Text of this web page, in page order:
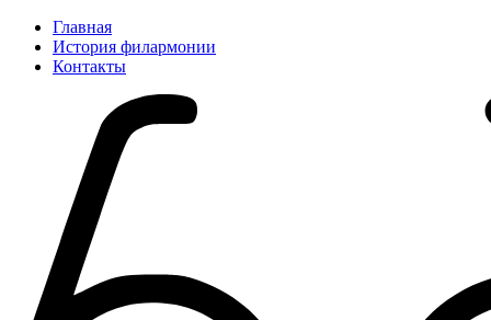
Главная
История филармонии
Контакты